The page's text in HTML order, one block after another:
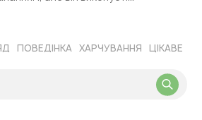
ПОВЕДІНКА ХАРЧУВАННЯ ЦІКАВЕ